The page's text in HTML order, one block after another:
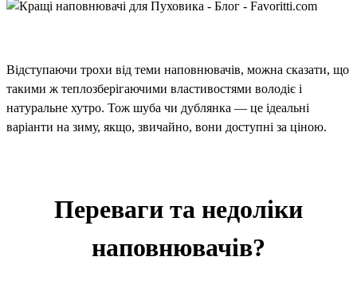
Відступаючи трохи від теми наповнювачів, можна сказати, що
такими ж теплозберігаючими властивостями володіє і
натуральне хутро. Тож шуба чи дублянка — це ідеальні
варіанти на зиму, якщо, звичайно, вони доступні за ціною.
Переваги та недоліки
наповнювачів?